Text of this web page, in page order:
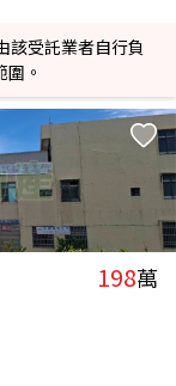
受託業者自行負
。
198萬